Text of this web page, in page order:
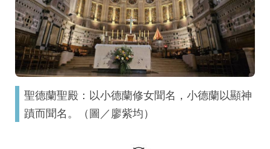
聖德蘭聖殿：以小德蘭修女聞名，小德蘭以顯神
蹟而聞名。（圖／廖紫均）